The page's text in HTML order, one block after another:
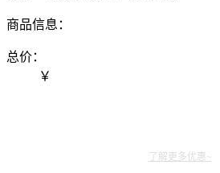
商品信息：
总价：
￥
了解更多优惠~